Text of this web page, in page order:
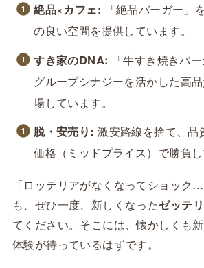
絶品×カフェ: 「絶品バーガー」
の良い空間を提供しています。
すき家のDNA: 「牛すき焼きバ
グループシナジーを活かした高
場しています。
脱・安売り: 激安路線を捨て、品
価格（ミッドプライス）で勝負し
「ロッテリアがなくなってショック
も、ぜひ一度、新しくなったゼッテ
てください。そこには、懐かしくも
体験が待っているはずです。